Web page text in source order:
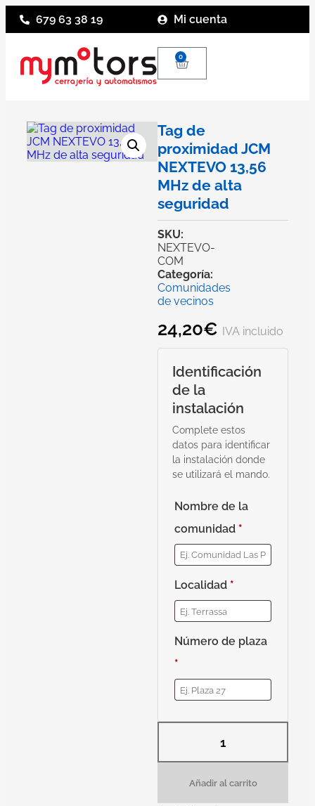
679 63 38 19 Mi cuenta
0
Tag de
proximidad JCM
NEXTEVO 13,56
MHz de alta
seguridad
SKU:
NEXTEVO-
COM
Categoría:
Comunidades
de vecinos
24,20€ IVA incluido
Identificación
de la
instalación
Complete estos
datos para identificar
la instalación donde
se utilizará el mando.
Nombre de la
comunidad *
Localidad *
Número de plaza
*
Añadir al carrito